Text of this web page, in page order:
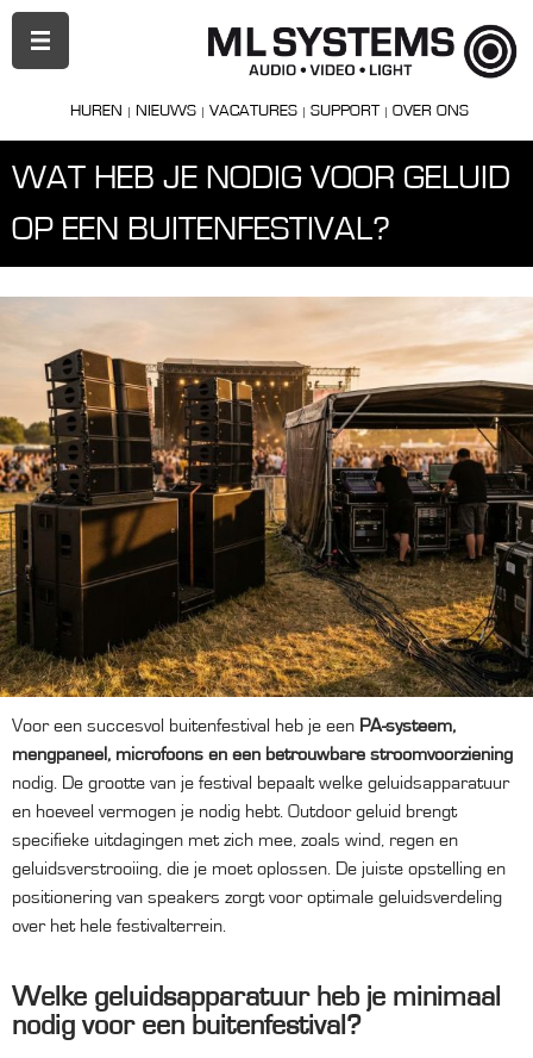
HUREN NIEUWS VACATURES SUPPORT OVER ONS
PRIMAIR
MENU
WAT HEB JE NODIG VOOR GELUID
OP EEN BUITENFESTIVAL?
Voor een succesvol buitenfestival heb je een PA-systeem,
mengpaneel, microfoons en een betrouwbare stroomvoorziening
nodig. De grootte van je festival bepaalt welke geluidsapparatuur
en hoeveel vermogen je nodig hebt. Outdoor geluid brengt
specifieke uitdagingen met zich mee, zoals wind, regen en
geluidsverstrooiing, die je moet oplossen. De juiste opstelling en
positionering van speakers zorgt voor optimale geluidsverdeling
over het hele festivalterrein.
Welke geluidsapparatuur heb je minimaal
nodig voor een buitenfestival?